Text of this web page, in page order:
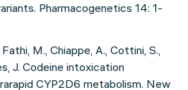
Pharmacogenetics 14: 1-
Fathi, M., Chiappe, A., Cottini, S.,
J. Codeine intoxication
CYP2D6 metabolism. New